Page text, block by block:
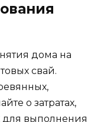
дома на
свай.
о затратах,
для выполнения